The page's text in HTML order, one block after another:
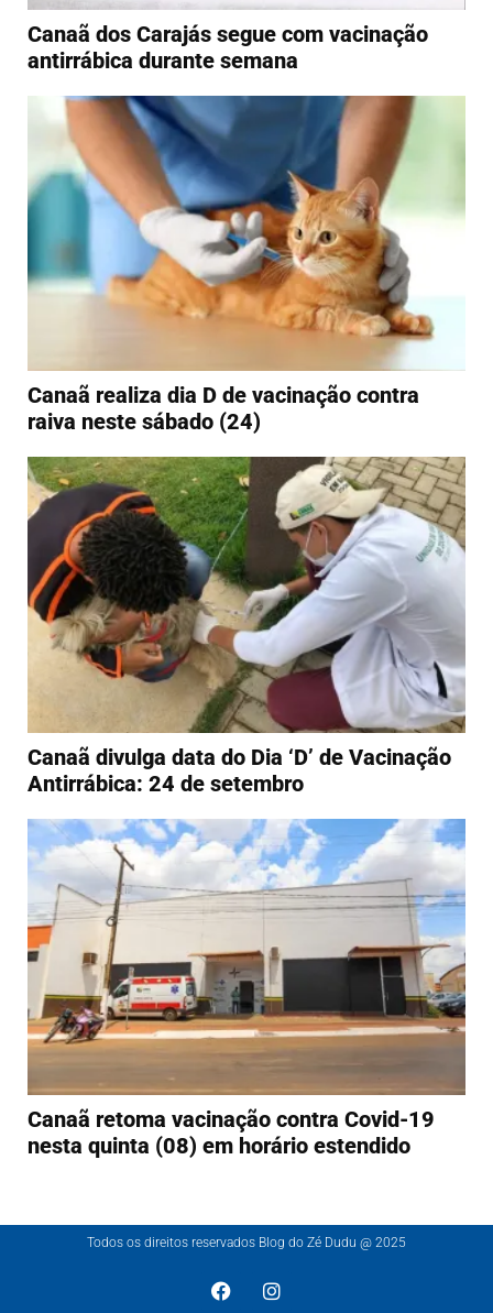
Canaã dos Carajás segue com vacinação
antirrábica durante semana
Canaã realiza dia D de vacinação contra
raiva neste sábado (24)
Canaã divulga data do Dia ‘D’ de Vacinação
Antirrábica: 24 de setembro
Canaã retoma vacinação contra Covid-19
nesta quinta (08) em horário estendido
Todos os direitos reservados Blog do Zé Dudu @ 2025